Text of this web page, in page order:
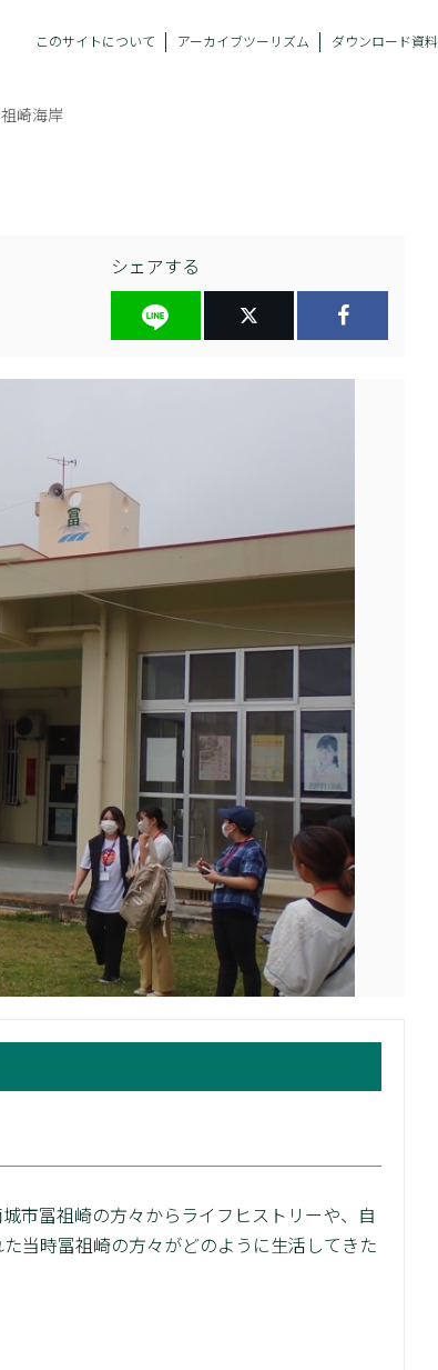
このサイトについて アーカイブツーリズム ダウンロード資料
崎海岸
シェアする
市冨祖崎の方々からライフヒストリーや、自
当時冨祖崎の方々がどのように生活してきた